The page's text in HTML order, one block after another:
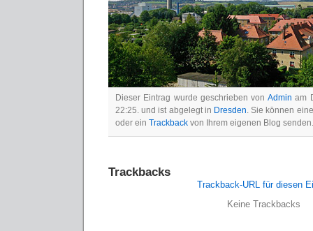
Dieser Eintrag wurde geschrieben von Admin am
22:25. und ist abgelegt in Dresden. Sie können
oder ein Trackback von Ihrem eigenen Blog senden.
Trackbacks
Trackback-URL für diesen
Keine Trackbacks